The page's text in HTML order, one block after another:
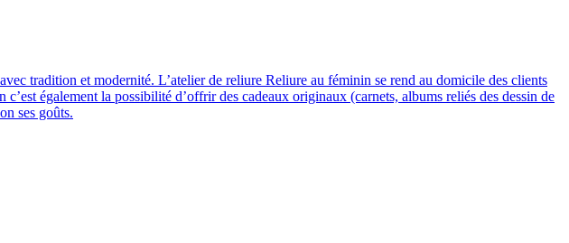
tradition et modernité. L’atelier de reliure Reliure au féminin se rend au domicile des clients
également la possibilité d’offrir des cadeaux originaux (carnets, albums reliés des dessin de
ses goûts.